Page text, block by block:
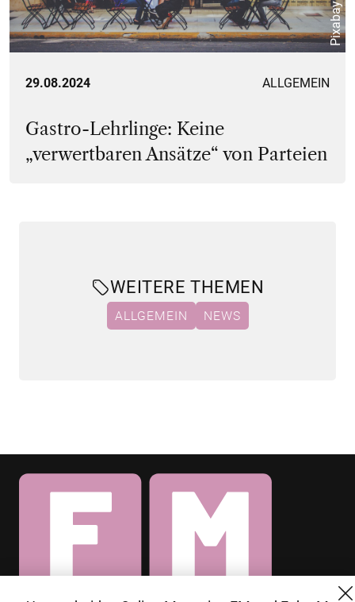
Pixabay
29.08.2024 ALLGEMEIN
Gastro-Lehrlinge: Keine
„verwertbaren Ansätze“ von Parteien
WEITERE THEMEN
ALLGEMEIN NEWS